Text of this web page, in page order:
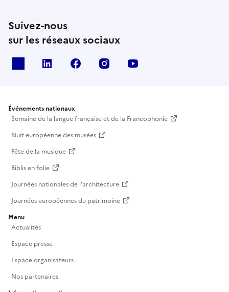
Suivez-nous
sur les réseaux sociaux
Linkedin Facebook Instagram
Événements nationaux
Semaine de la langue française et de la Francophonie
Nuit européenne des musées
Fête de la musique
Biblis en folie
Journées nationales de l'architecture
Journées européennes du patrimoine
Menu
Actualités
Espace presse
Espace organisateurs
Nos partenaires